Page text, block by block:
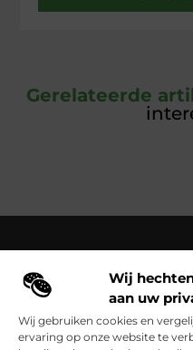
Wij
aan uw
Wij gebruiken cookies en
ervaring op onze website te
Gerelateerde
Over Cloaca de Film
Cloacadefilm.nl – Een
woorden en beelden.
dagelijks leven vastleggen en